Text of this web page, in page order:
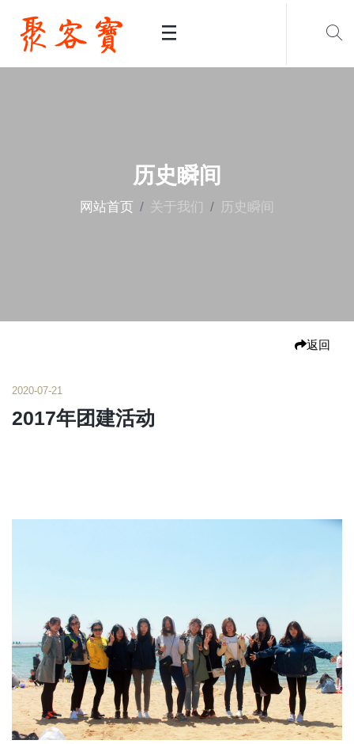
历史瞬间
网站首页 关于我们 历史瞬间
返回
2020-07-21
2017年团建活动